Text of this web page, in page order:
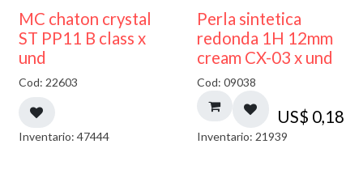
MC chaton crystal
ST PP11 B class x
und
Cod: 22603
Inventario: 47444
Perla sintetica
redonda 1H 12mm
cream CX-03 x und
Cod: 09038
US$ 0,18
Inventario: 21939